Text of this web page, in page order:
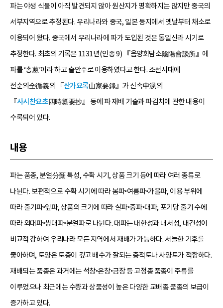
파는 야생 식물이 아직 발견되지 않아 원산지가 명확하지는 않지만 중국의
서부지역으로 추정된다. 우리나라와 중국, 일본 등지에서 옛날부터 채소로
이용되어 왔다. 중국에서 우리나라에 파가 도입된 것은 통일신라 시기로
추정한다. 최초의 기록은 1131년(인종 9) 『음양회담소陰陽會談所』에
파를 ‘총蔥’이라 하고 술안주로 이용하였다고 한다. 조선시대에
전순의全循義의 『산가요록山家要錄』과 신속申洬의
『사시찬요초四時纂要抄』 등에 파 재배 기술과 파김치에 관한 내용이
수록되어 있다.
내용
파는 품종, 분얼分蘖 특성, 수확 시기, 상품 크기 등에 따라 여러 종류로
나뉜다. 보편적으로 수확 시기에 따라 봄파•여름파•가을파, 이용 부위에
따라 줄기파•잎파, 상품의 크기에 따라 실파•중파•대파, 포기당 줄기 수에
따라 외대파•쌍대파•분얼파로 나뉜다. 대파는 내한성과 내서성, 내건성이
비교적 강하여 우리나라 모든 지역에서 재배가 가능하다. 서늘한 기후를
좋아하며, 토양은 토층이 깊고 배수가 잘되는 충적토나 사양토가 적합하다.
재배되는 품종은 과거에는 석창•은창•금장 등 고정종 품종이 주류를
이루었으나 최근에는 수량과 상품성이 높은 다양한 교배종 품종의 보급이
증가하고 있다.